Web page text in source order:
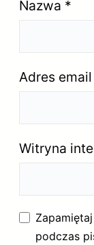
Nazwa *
Adres email
Witryna
podczas